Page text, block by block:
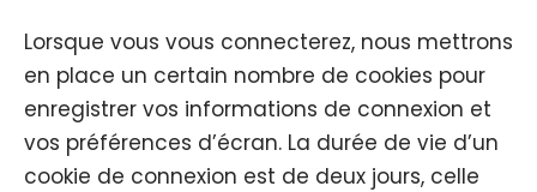
Lorsque vous vous connecterez, nous mettrons
en place un certain nombre de cookies pour
enregistrer vos informations de connexion et
vos préférences d’écran. La durée de vie d’un
cookie de connexion est de deux jours, celle